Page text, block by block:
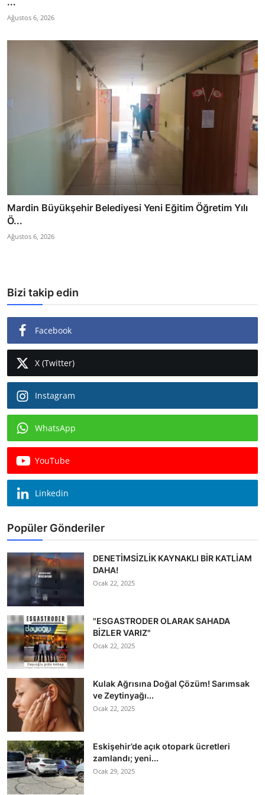
Ağustos 6, 2026
Mardin Büyükşehir Belediyesi Yeni Eğitim Öğretim Yılı
Ö...
Ağustos 6, 2026
Bizi takip edin
Facebook
X (Twitter)
Instagram
WhatsApp
YouTube
Linkedin
Popüler Gönderiler
DENETİMSİZLİK KAYNAKLI BİR KATLİAM
DAHA!
Ocak 22, 2025
"ESGASTRODER OLARAK SAHADA
BİZLER VARIZ"
Ocak 22, 2025
Kulak Ağrısına Doğal Çözüm! Sarımsak
ve Zeytinyağı...
Ocak 22, 2025
Eskişehir’de açık otopark ücretleri
zamlandı; yeni...
Ocak 29, 2025